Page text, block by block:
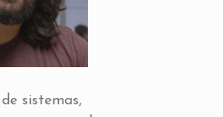
sistemas,